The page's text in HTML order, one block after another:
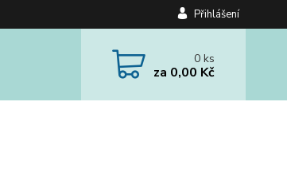
Přihlášení
0ks
za 0,00 Kč